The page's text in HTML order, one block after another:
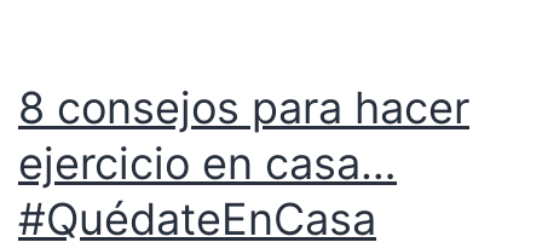
8 consejos para hacer
ejercicio en casa…
#QuédateEnCasa